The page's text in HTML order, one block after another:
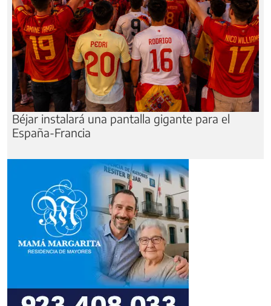
Béjar instalará una pantalla gigante para el
España-Francia